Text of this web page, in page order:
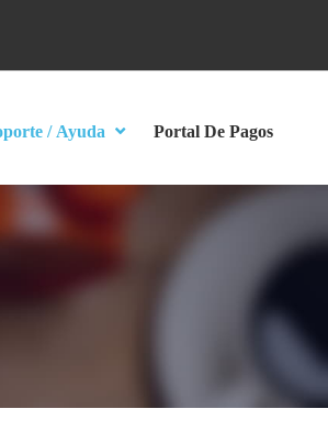
/ Ayuda Portal De Pagos